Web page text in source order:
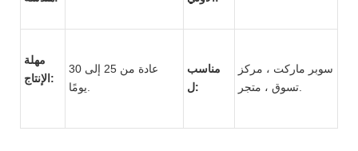
مهلة
الإنتاج:
عادة من 25 إلى 30
مناسب
ل:
سوبر ماركت ، مركز